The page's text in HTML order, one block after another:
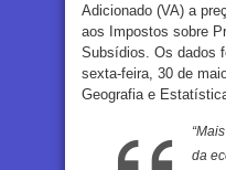
Adicionado (VA) a
aos Impostos sobre
Subsídios. Os dados
sexta-feira, 30 de
Geografia e
da